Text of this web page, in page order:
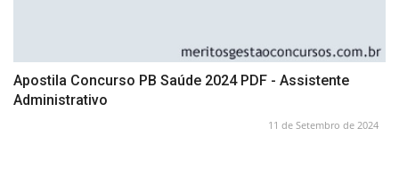
Apostila Concurso PB Saúde 2024 PDF - Assistente
Administrativo
11 de Setembro de 2024